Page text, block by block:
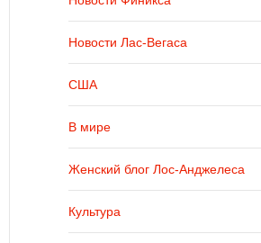
Новости Лас-Вегаса
США
В мире
Женский блог Лос-Анджелеса
Культура